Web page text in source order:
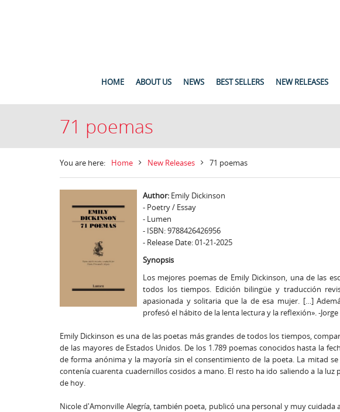
HOME ABOUT US NEWS BEST SELLERS NEW RELEASES
71 poemas
You are here: Home New Releases 71 poemas
Author: Emily Dickinson
- Poetry / Essay
- Lumen
- ISBN: 9788426426956
- Release Date: 01-21-2025
Synopsis
Los mejores poemas de Emily Dickinson, una de las
todos los tiempos. Edición bilingüe y traducción
apasionada y solitaria que la de esa mujer. […]
profesó el hábito de la lenta lectura y la reflexión». -Jorge
Emily Dickinson es una de las poetas más grandes de todos los tiempos,
de las mayores de Estados Unidos. De los 1.789 poemas conocidos hasta la
de forma anónima y la mayoría sin el consentimiento de la poeta. La mitad
contenía cuarenta cuadernillos cosidos a mano. El resto ha ido saliendo a la luz
de hoy.
Nicole d'Amonville Alegría, también poeta, publicó una personal y muy